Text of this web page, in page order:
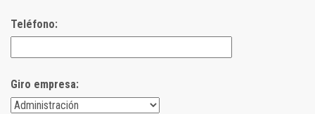
Teléfono:
Giro empresa: